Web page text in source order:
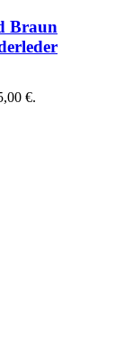
Braun
€.